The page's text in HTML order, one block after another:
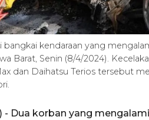
kendaraan yang
Barat, Senin (8/4/2024).
dan Daihatsu Terios tersebut
- Dua korban yang